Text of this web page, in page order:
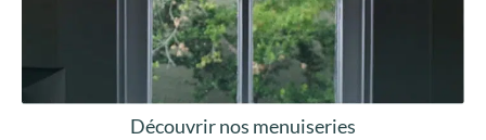
Découvrir nos menuiseries